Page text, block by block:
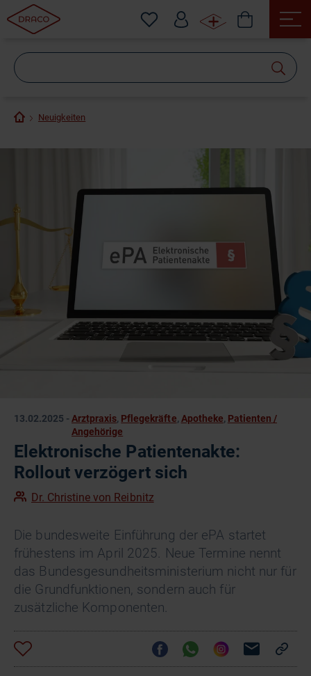
Neuigkeiten
13.02.2025 -Arztpraxis, Pflegekräfte, Apotheke, Patienten /
Angehörige
Elektronische Patientenakte:
Rollout verzögert sich
Dr. Christine von Reibnitz
Die bundesweite Einführung der ePA startet
frühestens im April 2025. Neue Termine nennt
das Bundesgesundheitsministerium nicht nur für
die Grundfunktionen, sondern auch für
zusätzliche Komponenten.
suchen